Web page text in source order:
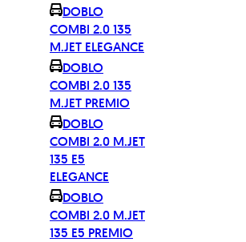
DOBLO
COMBI 2.0 135
M.JET ELEGANCE
DOBLO
COMBI 2.0 135
M.JET PREMIO
DOBLO
COMBI 2.0 M.JET
135 E5
ELEGANCE
DOBLO
COMBI 2.0 M.JET
135 E5 PREMIO